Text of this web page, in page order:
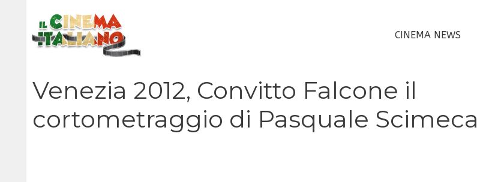
contenuto
CINEMA NEWS
Venezia 2012, Convitto Falcone il
cortometraggio di Pasquale Scimeca